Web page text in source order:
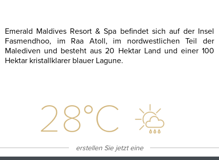
erstellen Sie jetzt eine
Emerald Maldives Resort & Spa befindet sich auf der Insel
Fasmendhoo, im Raa Atoll, im nordwestlichen Teil der
Malediven und besteht aus 20 Hektar Land und einer 100
Hektar kristallklarer blauer Lagune.
28°C